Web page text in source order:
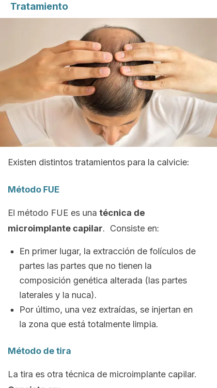
Tratamiento
Existen distintos tratamientos para la calvicie:
Método FUE
El método FUE es una técnica de
microimplante capilar. Consiste en:
En primer lugar, la extracción de folículos de
partes las partes que no tienen la
composición genética alterada (las partes
laterales y la nuca).
Por último, una vez extraídas, se injertan en
la zona que está totalmente limpia.
Método de tira
La tira es otra técnica de microimplante capilar.